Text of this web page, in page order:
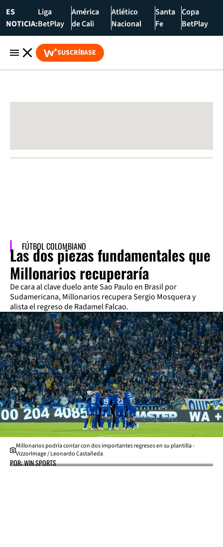
ES
NOTICIA:
Liga
BetPlay
América
de Cali
Atlético
Nacional
Santa
Fe
Copa
BetPlay
SUSCRÍBASE
FÚTBOL COLOMBIANO
Las dos piezas fundamentales que
Millonarios recuperaría
De cara al clave duelo ante Sao Paulo en Brasil por
Sudamericana, Millonarios recupera Sergio Mosquera y
alista el regreso de Radamel Falcao.
Millonarios podría contar con dos importantes regresos en su plantilla -
VizzorImage / Leonardo Castañeda
POR: WIN SPORTS